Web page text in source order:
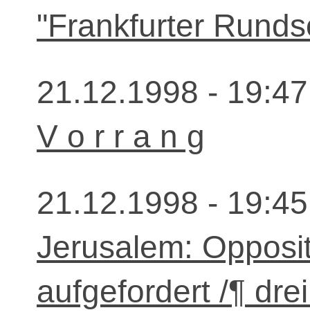
"Frankfurter
21.12.1998 -
V o r r a n g
21.12.1998 -
Jerusalem:
aufgefordert /¶